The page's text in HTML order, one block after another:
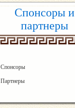
Спонсоры и
партнеры
Спонсоры
Партнеры